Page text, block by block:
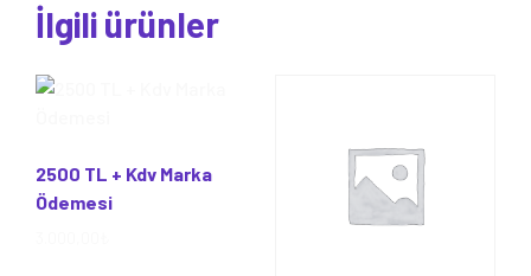
İlgili ürünler
2500 TL + Kdv Marka
Ödemesi